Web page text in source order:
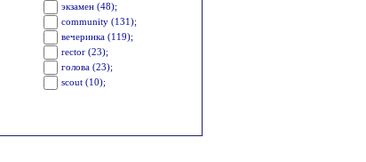
экзамен (48);
community (131);
вечеринка (119);
rector (23);
голова (23);
scout (10);